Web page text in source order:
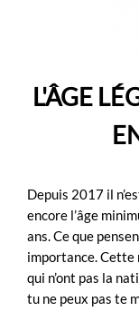
L'ÂGE
Depuis 2017 il
encore l’âge
ans. Ce que
importance. Cette
qui n’ont pas la
tu ne peux pas te